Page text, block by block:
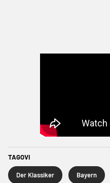
TAGOVI
Der Klassiker Bayern